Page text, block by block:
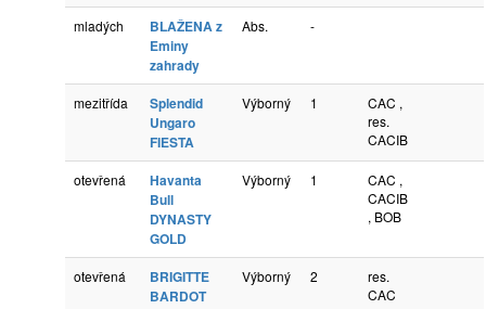
mladých
BLAŽENA z
Eminy
zahrady
Abs. -
mezitřída
Splendid
Ungaro
FIESTA
Výborný 1
CAC ,
res.
CACIB
otevřená
Havanta
Bull
DYNASTY
GOLD
Výborný 1
CAC ,
CACIB
, BOB
otevřená
BRIGITTE
BARDOT
Výborný 2
res.
CAC